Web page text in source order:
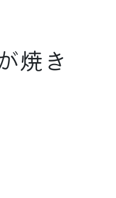
焼き